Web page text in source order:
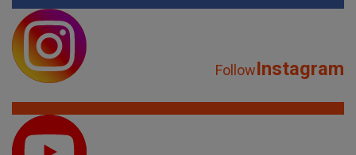
FollowInstagram